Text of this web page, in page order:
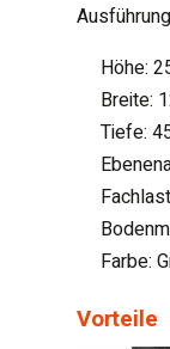
Höhe:
Breite:
Tiefe:
Farbe:
Vorteile